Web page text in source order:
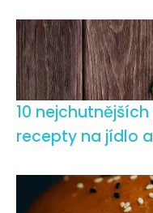
10
recepty na jídlo